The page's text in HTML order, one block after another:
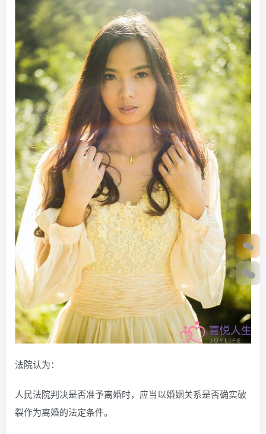
法院认为：
人民法院判决是否准予离婚时，应当以婚姻关系是否确实破
裂作为离婚的法定条件。